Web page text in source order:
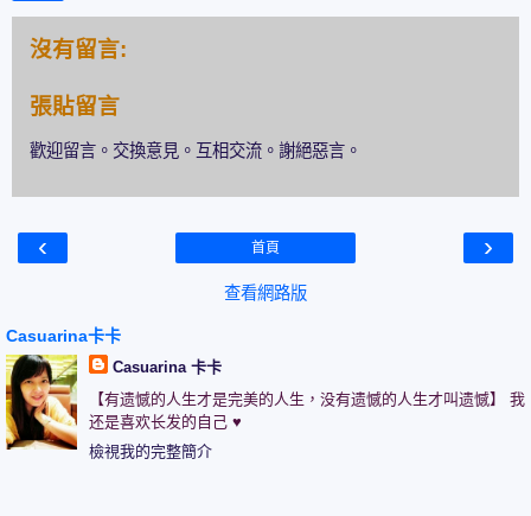
沒有留言:
張貼留言
歡迎留言。交換意見。互相交流。謝絕惡言。
‹ ›
首頁
查看網路版
Casuarina卡卡
Casuarina 卡卡
【有遗憾的人生才是完美的人生，没有遗憾的人生才叫遗憾】 我
还是喜欢长发的自己 ♥
檢視我的完整簡介